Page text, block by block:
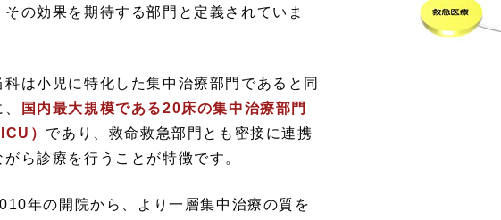
その効果を期待する部門と定義されていま
は小児に特化した集中治療部門であると同
国内最大規模である20床の集中治療部門
） であり、救命救急部門とも密接に連携
がら診療を行うことが特徴です。
年の開院から、より一層集中治療の質を